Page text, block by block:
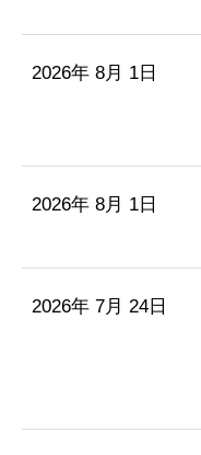
2026年 8月 1日
2026年 8月 1日
2026年 7月 24日